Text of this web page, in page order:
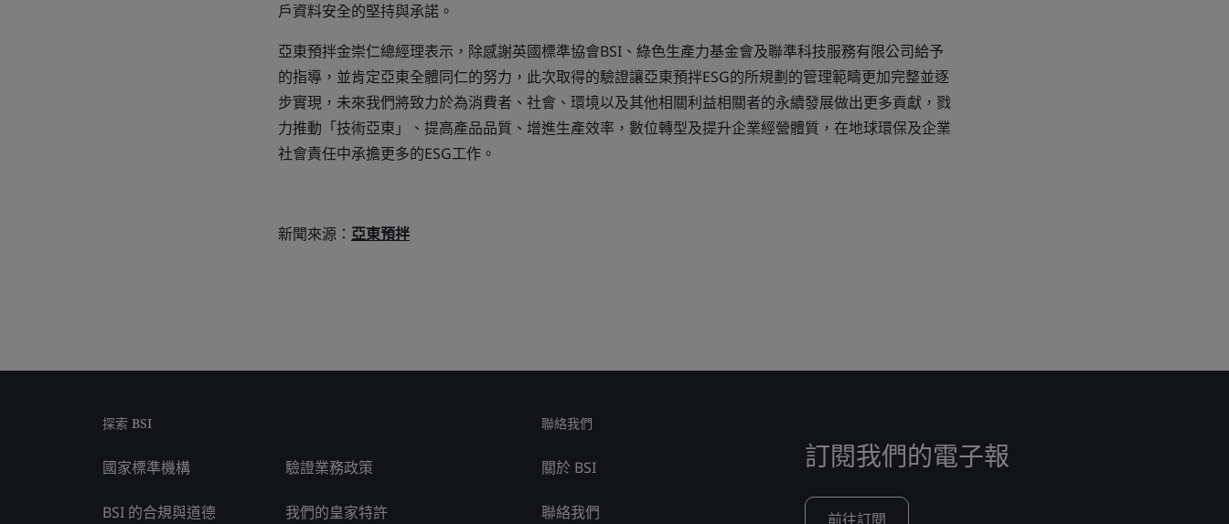
戶資料安全的堅持與承諾。
亞東預拌金崇仁總經理表示，除感謝英國標準協會BSI、綠色生產力基金會及聯準科技服務有限公司給予
的指導，並肯定亞東全體同仁的努力，此次取得的驗證讓亞東預拌ESG的所規劃的管理範疇更加完整並逐
步實現，未來我們將致力於為消費者、社會、環境以及其他相關利益相關者的永續發展做出更多貢獻，戮
力推動「技術亞東」、提高產品品質、增進生產效率，數位轉型及提升企業經營體質，在地球環保及企業
社會責任中承擔更多的ESG工作。
新聞來源： 亞東預拌
探索 BSI
國家標準機構
BSI 的合規與道德
驗證業務政策
我們的皇家特許
聯絡我們
關於 BSI
聯絡我們
訂閱我們的電子報
前往訂閱